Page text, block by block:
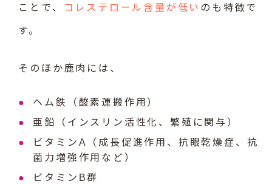
ことで、 コレステロール含量が低い のも特徴で
す。
そのほか鹿肉には、
ヘム鉄（酸素運搬作用）
亜鉛（インスリン活性化、繁殖に関与）
ビタミンA（成長促進作用、抗眼乾燥症、抗
菌力増強作用など）
ビタミンB群